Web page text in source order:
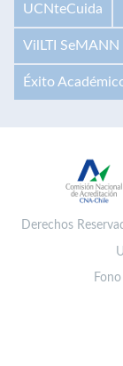
UCNteCuida
VilLTI SeMANN
Éxito
Derechos